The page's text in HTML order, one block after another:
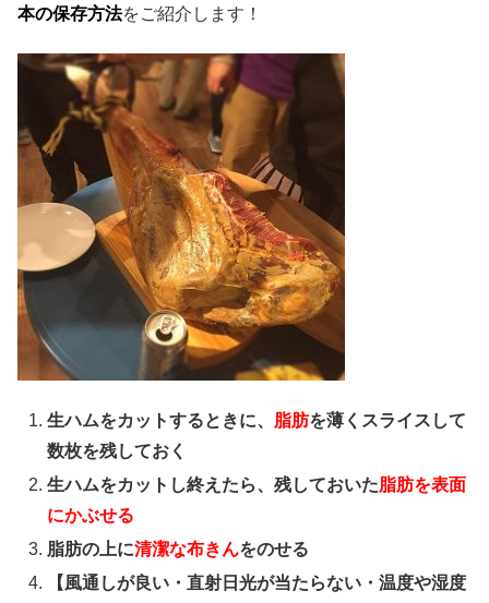
本の保存方法をご紹介します！
生ハムをカットするときに、 脂肪を薄くスライスして
数枚を残しておく
生ハムをカットし終えたら、残しておいた脂肪を表面
にかぶせる
脂肪の上に清潔な布きんをのせる
【風通しが良い・直射日光が当たらない・温度や湿度